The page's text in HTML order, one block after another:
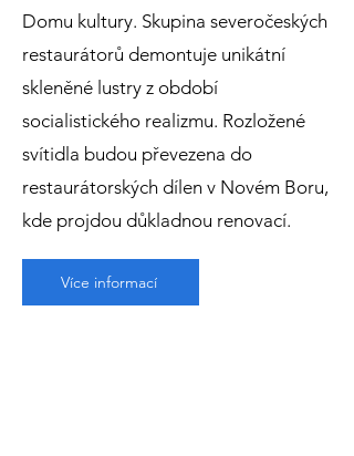
Domu kultury. Skupina severočeských
restaurátorů demontuje unikátní
skleněné lustry z období
socialistického realizmu. Rozložené
svítidla budou převezena do
restaurátorských dílen v Novém Boru,
kde projdou důkladnou renovací.
Více informací